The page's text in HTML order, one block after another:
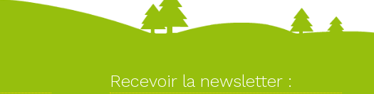
Recevoir la newsletter :